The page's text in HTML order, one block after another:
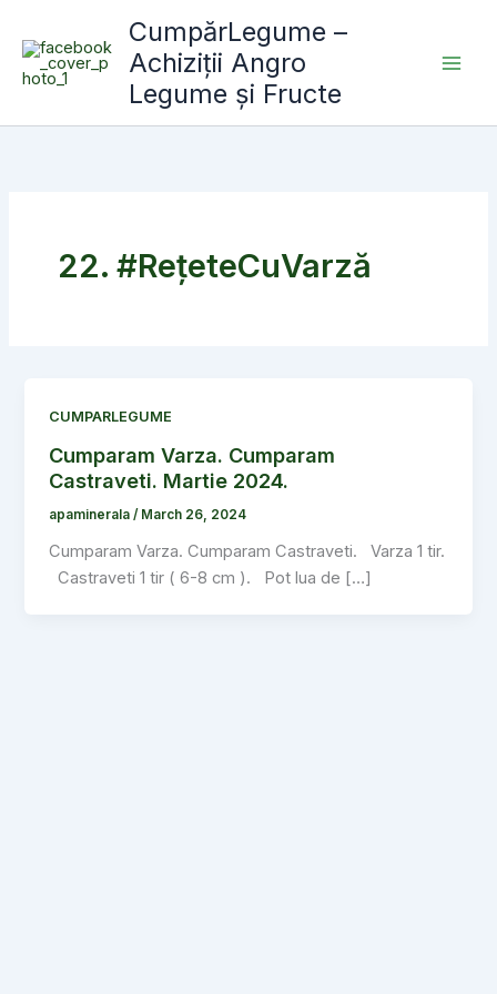
content
CumpărLegume –
Achiziții Angro
Legume și Fructe
22. #RețeteCuVarză
CUMPARLEGUME
Cumparam Varza. Cumparam
Castraveti. Martie 2024.
apaminerala/ March 26, 2024
Cumparam Varza. Cumparam Castraveti. Varza 1 tir.
Castraveti 1 tir ( 6-8 cm ). Pot lua de […]